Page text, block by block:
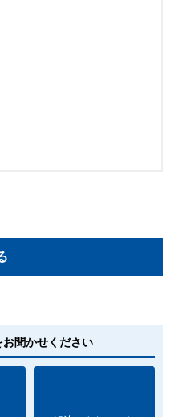
聞かせください